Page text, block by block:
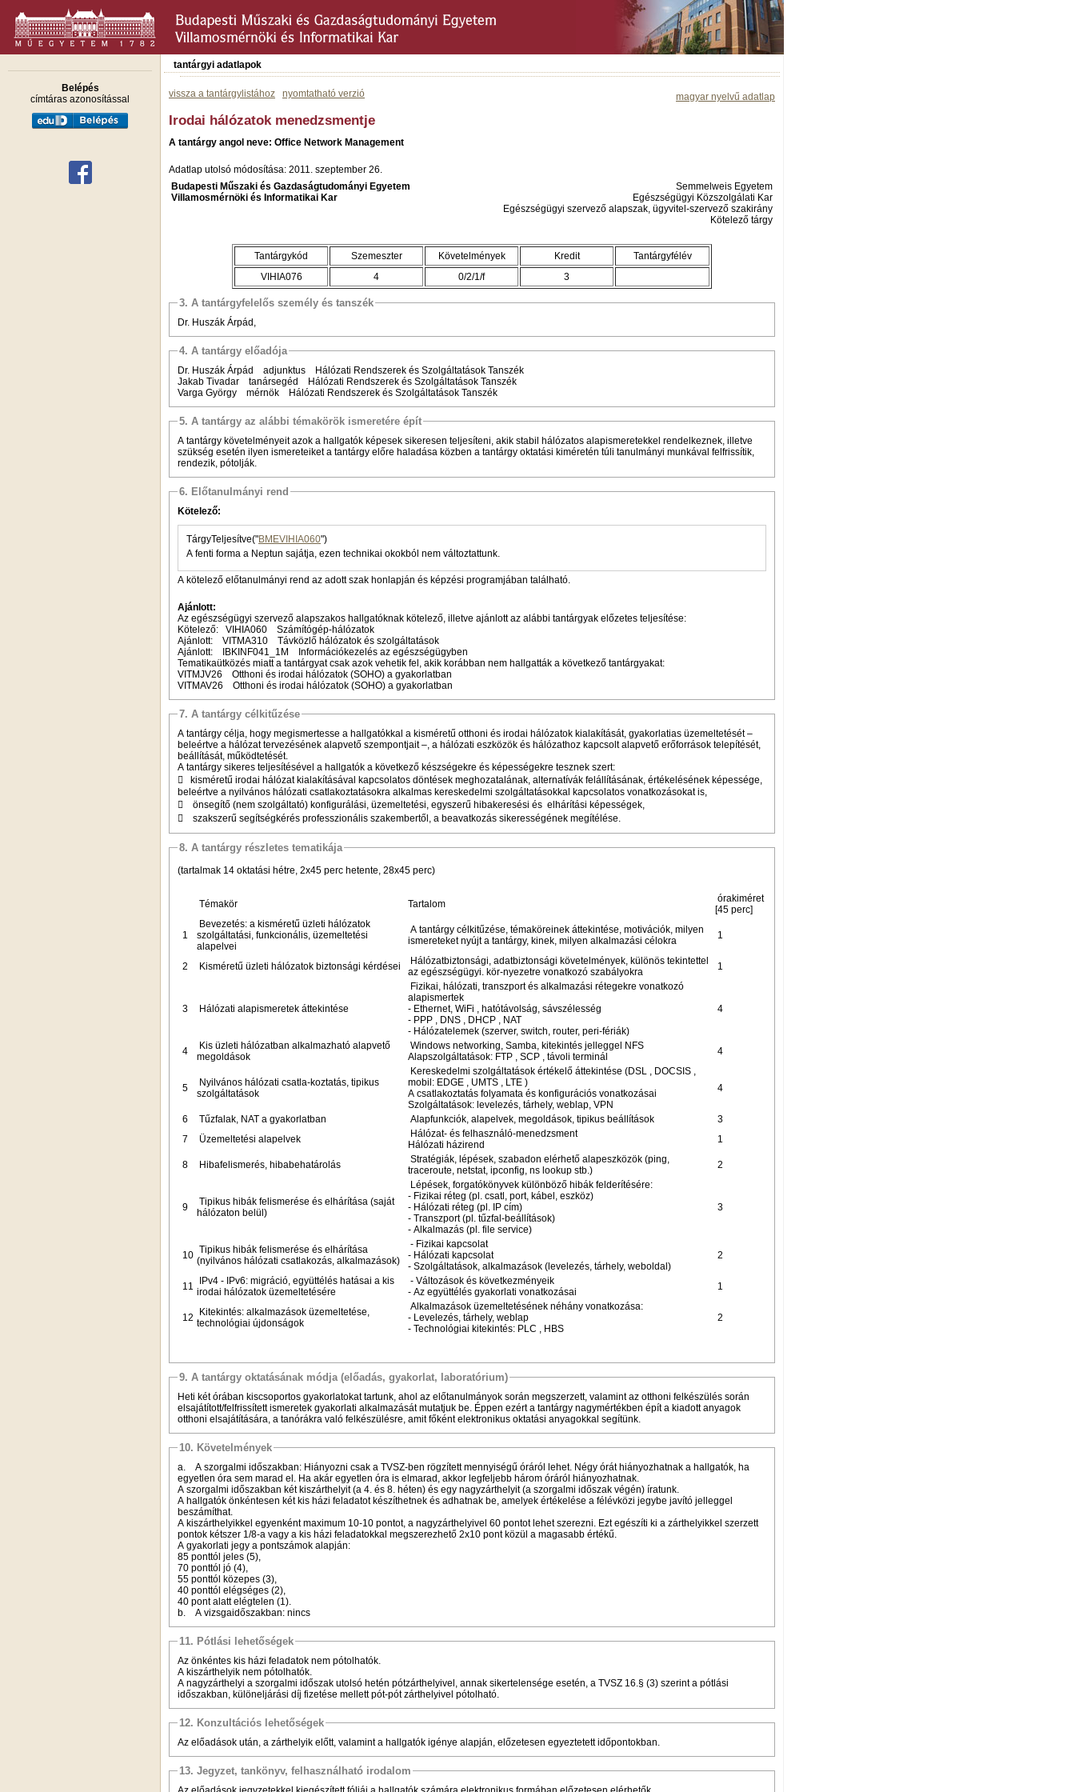
Belépés
címtáras azonosítással
tantárgyi adatlapok
magyar nyelvű adatlap
vissza a tantárgylistához nyomtatható verzió
Irodai hálózatok menedzsmentje
A tantárgy angol neve: Office Network Management
Adatlap utolsó módosítása: 2011. szeptember 26.
Budapesti Műszaki és Gazdaságtudományi Egyetem
Villamosmérnöki és Informatikai Kar
Semmelweis Egyetem
Egészségügyi Közszolgálati Kar
Egészségügyi szervező alapszak, ügyvitel-szervező szakirány
Kötelező tárgy
Tantárgykód Szemeszter Követelmények Kredit
Tantárgyfélév
VIHIA076
4 0/2/1/f 3
3. A tantárgyfelelős személy és tanszék
Dr. Huszák Árpád,
4. A tantárgy előadója
Dr. Huszák Árpád adjunktus Hálózati Rendszerek és Szolgáltatások Tanszék
Jakab Tivadar tanársegéd Hálózati Rendszerek és Szolgáltatások Tanszék
Varga György mérnök Hálózati Rendszerek és Szolgáltatások Tanszék
5. A tantárgy az alábbi témakörök ismeretére épít
A tantárgy követelményeit azok a hallgatók képesek sikeresen teljesíteni, akik stabil hálózatos alapismeretekkel rendelkeznek, illetve
szükség esetén ilyen ismereteiket a tantárgy előre haladása közben a tantárgy oktatási kiméretén túli tanulmányi munkával felfrissítik,
rendezik, pótolják.
6. Előtanulmányi rend
Kötelező:
TárgyTeljesítve("BMEVIHIA060")
A fenti forma a Neptun sajátja, ezen technikai okokból nem változtattunk.
A kötelező előtanulmányi rend az adott szak honlapján és képzési programjában található.
Ajánlott:
Az egészségügyi szervező alapszakos hallgatóknak kötelező, illetve ajánlott az alábbi tantárgyak előzetes teljesítése:
Kötelező: VIHIA060 Számítógép-hálózatok
Ajánlott: VITMA310 Távközlő hálózatok és szolgáltatások
Ajánlott: IBKINF041_1M Információkezelés az egészségügyben
Tematikaütközés miatt a tantárgyat csak azok vehetik fel, akik korábban nem hallgatták a következő tantárgyakat:
VITMJV26 Otthoni és irodai hálózatok (SOHO) a gyakorlatban
VITMAV26 Otthoni és irodai hálózatok (SOHO) a gyakorlatban
7. A tantárgy célkitűzése
A tantárgy célja, hogy megismertesse a hallgatókkal a kisméretű otthoni és irodai hálózatok kialakítását, gyakorlatias üzemeltetését –
beleértve a hálózat tervezésének alapvető szempontjait –, a hálózati eszközök és hálózathoz kapcsolt alapvető erőforrások telepítését,
beállítását, működtetését.
A tantárgy sikeres teljesítésével a hallgatók a következő készségekre és képességekre tesznek szert:
 kisméretű irodai hálózat kialakításával kapcsolatos döntések meghozatalának, alternatívák felállításának, értékelésének képessége,
beleértve a nyilvános hálózati csatlakoztatásokra alkalmas kereskedelmi szolgáltatásokkal kapcsolatos vonatkozásokat is,
 önsegítő (nem szolgáltató) konfigurálási, üzemeltetési, egyszerű hibakeresési és elhárítási képességek,
 szakszerű segítségkérés professzionális szakembertől, a beavatkozás sikerességének megítélése.
8. A tantárgy részletes tematikája
(tartalmak 14 oktatási hétre, 2x45 perc hetente, 28x45 perc)
Témakör Tartalom
órakiméret
[45 perc]
1
Bevezetés: a kisméretű üzleti hálózatok
szolgáltatási, funkcionális, üzemeltetési
alapelvei
A tantárgy célkitűzése, témaköreinek áttekintése, motivációk, milyen
ismereteket nyújt a tantárgy, kinek, milyen alkalmazási célokra
1
2 Kisméretű üzleti hálózatok biztonsági kérdései
Hálózatbiztonsági, adatbiztonsági követelmények, különös tekintettel
az egészségügyi. kör-nyezetre vonatkozó szabályokra
1
3 Hálózati alapismeretek áttekintése
Fizikai, hálózati, transzport és alkalmazási rétegekre vonatkozó
alapismertek
- Ethernet, WiFi , hatótávolság, sávszélesség
- PPP , DNS , DHCP , NAT
- Hálózatelemek (szerver, switch, router, peri-fériák)
4
4
Kis üzleti hálózatban alkalmazható alapvető
megoldások
Windows networking, Samba, kitekintés jelleggel NFS
Alapszolgáltatások: FTP , SCP , távoli terminál
4
5
Nyilvános hálózati csatla-koztatás, tipikus
szolgáltatások
Kereskedelmi szolgáltatások értékelő áttekintése (DSL , DOCSIS ,
mobil: EDGE , UMTS , LTE )
A csatlakoztatás folyamata és konfigurációs vonatkozásai
Szolgáltatások: levelezés, tárhely, weblap, VPN
4
6 Tűzfalak, NAT a gyakorlatban Alapfunkciók, alapelvek, megoldások, tipikus beállítások
3
7
Üzemeltetési alapelvek
Hálózat- és felhasználó-menedzsment
Hálózati házirend
1
8 Hibafelismerés, hibabehatárolás
Stratégiák, lépések, szabadon elérhető alapeszközök (ping,
traceroute, netstat, ipconfig, ns lookup stb.)
2
9
Tipikus hibák felismerése és elhárítása (saját
hálózaton belül)
Lépések, forgatókönyvek különböző hibák felderítésére:
- Fizikai réteg (pl. csatl, port, kábel, eszköz)
- Hálózati réteg (pl. IP cím)
- Transzport (pl. tűzfal-beállítások)
- Alkalmazás (pl. file service)
3
10 Tipikus hibák felismerése és elhárítása
(nyilvános hálózati csatlakozás, alkalmazások)
- Fizikai kapcsolat
- Hálózati kapcsolat
- Szolgáltatások, alkalmazások (levelezés, tárhely, weboldal)
2
11
IPv4 - IPv6: migráció, együttélés hatásai a kis
irodai hálózatok üzemeltetésére
- Változások és következményeik
- Az együttélés gyakorlati vonatkozásai
1
12
Kitekintés: alkalmazások üzemeltetése,
technológiai újdonságok
Alkalmazások üzemeltetésének néhány vonatkozása:
- Levelezés, tárhely, weblap
- Technológiai kitekintés: PLC , HBS
2
9. A tantárgy oktatásának módja (előadás, gyakorlat, laboratórium)
Heti két órában kiscsoportos gyakorlatokat tartunk, ahol az előtanulmányok során megszerzett, valamint az otthoni felkészülés során
elsajátított/felfrissített ismeretek gyakorlati alkalmazását mutatjuk be. Éppen ezért a tantárgy nagymértékben épít a kiadott anyagok
otthoni elsajátítására, a tanórákra való felkészülésre, amit főként elektronikus oktatási anyagokkal segítünk.
10. Követelmények
a. A szorgalmi időszakban: Hiányozni csak a TVSZ-ben rögzített mennyiségű óráról lehet. Négy órát hiányozhatnak a hallgatók, ha
egyetlen óra sem marad el. Ha akár egyetlen óra is elmarad, akkor legfeljebb három óráról hiányozhatnak.
A szorgalmi időszakban két kiszárthelyit (a 4. és 8. héten) és egy nagyzárthelyit (a szorgalmi időszak végén) íratunk.
A hallgatók önkéntesen két kis házi feladatot készíthetnek és adhatnak be, amelyek értékelése a félévközi jegybe javító jelleggel
beszámíthat.
A kiszárthelyikkel egyenként maximum 10-10 pontot, a nagyzárthelyivel 60 pontot lehet szerezni. Ezt egészíti ki a zárthelyikkel szerzett
pontok kétszer 1/8-a vagy a kis házi feladatokkal megszerezhető 2x10 pont közül a magasabb értékű.
A gyakorlati jegy a pontszámok alapján:
85 ponttól jeles (5),
70 ponttól jó (4),
55 ponttól közepes (3),
40 ponttól elégséges (2),
40 pont alatt elégtelen (1).
b. A vizsgaidőszakban: nincs
11. Pótlási lehetőségek
Az önkéntes kis házi feladatok nem pótolhatók.
A kiszárthelyik nem pótolhatók.
A nagyzárthelyi a szorgalmi időszak utolsó hetén pótzárthelyivel, annak sikertelensége esetén, a TVSZ 16.§ (3) szerint a pótlási
időszakban, különeljárási díj fizetése mellett pót-pót zárthelyivel pótolható.
12. Konzultációs lehetőségek
Az előadások után, a zárthelyik előtt, valamint a hallgatók igénye alapján, előzetesen egyeztetett időpontokban.
13. Jegyzet, tankönyv, felhasználható irodalom